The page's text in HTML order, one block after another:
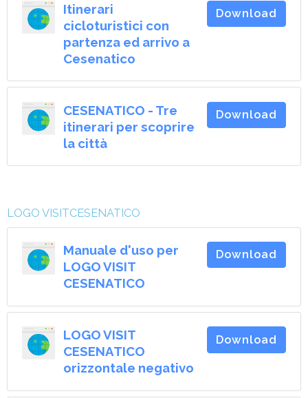
Itinerari
cicloturistici con
partenza ed arrivo a
Cesenatico
Download
CESENATICO - Tre
itinerari per scoprire
la città
Download
LOGO VISITCESENATICO
Manuale d'uso per
LOGO VISIT
CESENATICO
Download
LOGO VISIT
CESENATICO
orizzontale negativo
Download